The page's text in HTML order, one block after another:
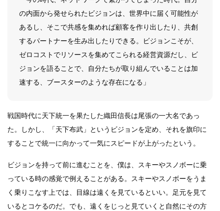
の内面から発せられたビジョンは、世界中に届く可能性が
あるし、そこで共感を集めれば顧客を作り出したり、共創
するパートナーを生み出したりできる。ビジョンこそが、
ゼロコストでリソースを集めてこられる経営資源だし、ビ
ジョンを語ることで、自分たちが取り組んでいることは加
速する、ブースターのような存在になる」
戦国時代に天下統一を果たした織田信長は尾張の一大名であっ
た。しかし、「天下布武」というビジョンを定め、それを旗印に
することで統一に向かって一気にスピードが上がったという。
ビジョンを持って前に進むことを、僕は、スキーやスノボーに乗
っている時の感覚で例えることがある。スキーやスノボーをうま
く乗りこなす上では、目線は遠くを見ているといい。足元を見て
いるとコケるのだ。でも、遠くをじっと見ていくと自然にその方